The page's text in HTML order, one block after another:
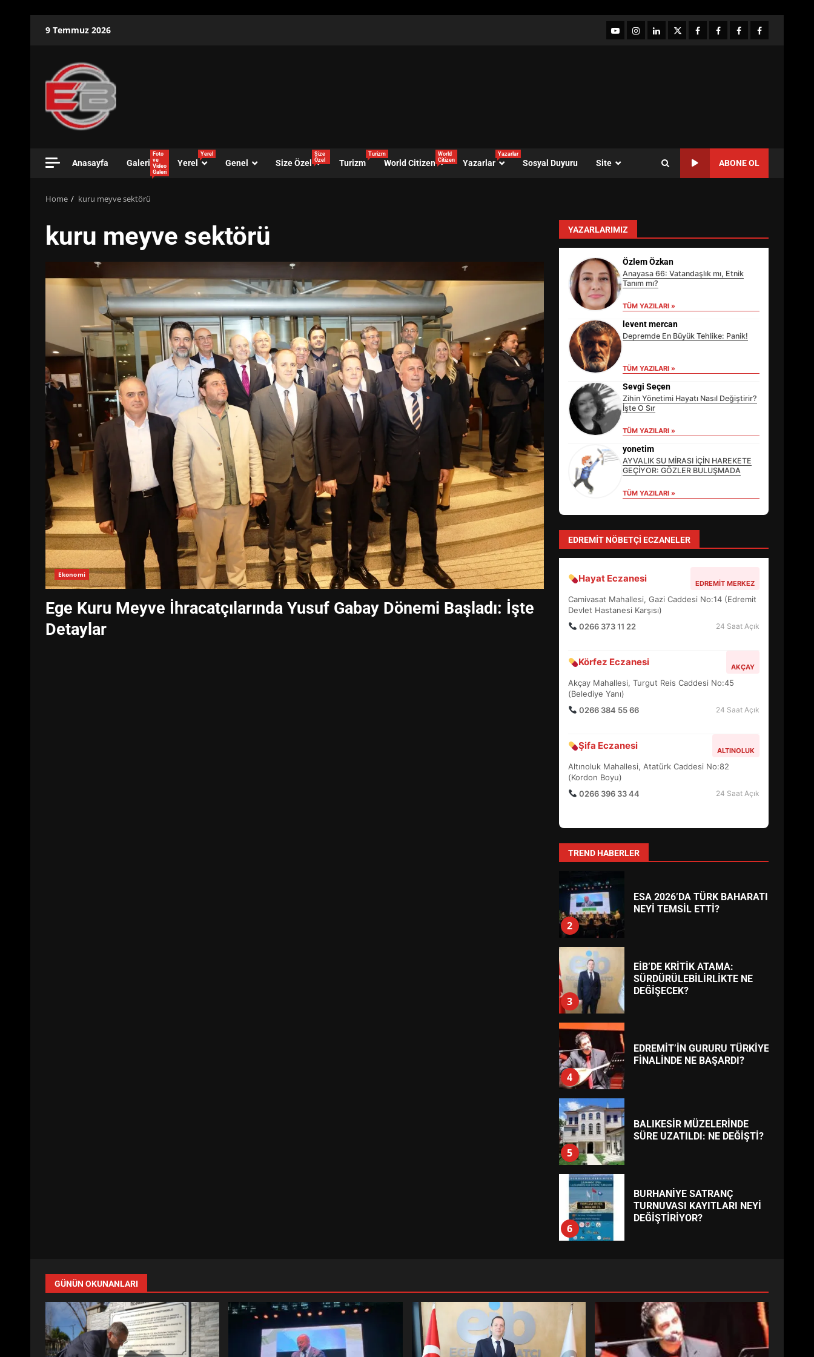
9 Temmuz 2026 YouTubeInstagram
LinkedIntwitterfacebook-Facebook-
Facebook-Facebook-
Anasayfa Galeri
Foto
ve
Video
Galeri
Yerel
Yerel
Genel Size Özel
Size
Özel
Turizm
Turizm
World Citizen
World
Citizen
Yazarlar
Yazarlar
Sosyal Duyuru Site ABONE OL
Home kuru meyve sektörü
kuru meyve sektörü
Ekonomi
Ege Kuru Meyve İhracatçılarında Yusuf Gabay Dönemi Başladı: İşte
Detaylar
YAZARLARIMIZ
Özlem Özkan
Anayasa 66: Vatandaşlık mı, Etnik
Tanım mı?
TÜM YAZILARI »
levent mercan
Depremde En Büyük Tehlike: Panik!
TÜM YAZILARI »
Sevgi Seçen
Zihin Yönetimi Hayatı Nasıl Değiştirir?
İşte O Sır
TÜM YAZILARI »
yonetim
AYVALIK SU MİRASI İÇİN HAREKETE
GEÇİYOR: GÖZLER BULUŞMADA
TÜM YAZILARI »
EDREMIT NÖBETÇI ECZANELER
Hayat Eczanesi EDREMIT MERKEZ
Camivasat Mahallesi, Gazi Caddesi No:14 (Edremit
Devlet Hastanesi Karşısı)
0266 373 11 22
24 Saat Açık
Körfez Eczanesi AKÇAY
Akçay Mahallesi, Turgut Reis Caddesi No:45
(Belediye Yanı)
0266 384 55 66
24 Saat Açık
Şifa Eczanesi ALTINOLUK
Altınoluk Mahallesi, Atatürk Caddesi No:82
(Kordon Boyu)
0266 396 33 44
24 Saat Açık
TREND HABERLER
EİB’DE KRİTİK ATAMA:
SÜRDÜRÜLEBİLİRLİKTE NE
DEĞİŞECEK?
4
EDREMİT’İN GURURU TÜRKİYE
FİNALİNDE NE BAŞARDI?
5
BALIKESİR MÜZELERİNDE
SÜRE UZATILDI: NE DEĞİŞTİ?
6
BURHANİYE SATRANÇ
DEĞİŞTİRİYOR?
7
BURHANİYE
BELEDİYESPOR’DA YENİ
YÖNETİM NASIL ŞEKİLLENDİ?
1
HAREKETE GEÇİYOR: GÖZLER
2
ESA 2026’DA TÜRK BAHARATI
NEYİ TEMSİL ETTİ?
3
EİB’DE KRİTİK ATAMA:
SÜRDÜRÜLEBİLİRLİKTE NE
DEĞİŞECEK?
4
EDREMİT’İN GURURU TÜRKİYE
FİNALİNDE NE BAŞARDI?
5
BALIKESİR MÜZELERİNDE
SÜRE UZATILDI: NE DEĞİŞTİ?
6
BURHANİYE SATRANÇ
TURNUVASI KAYITLARI NEYİ
DEĞİŞTİRİYOR?
7
YÖNETİM NASIL ŞEKİLLENDİ?
AYVALIK SU MİRASI İÇİN
GÜNÜN OKUNANLARI